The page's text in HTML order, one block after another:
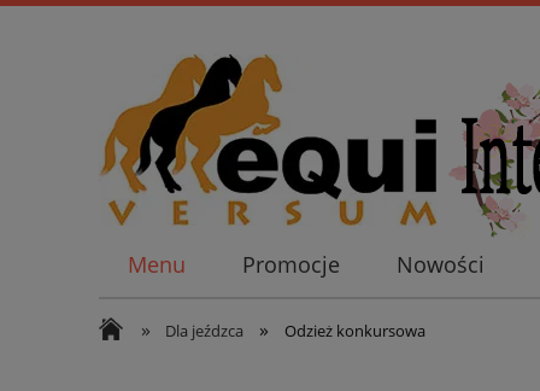
Menu Promocje Nowości
» Dla jeźdzca » Odzież konkursowa